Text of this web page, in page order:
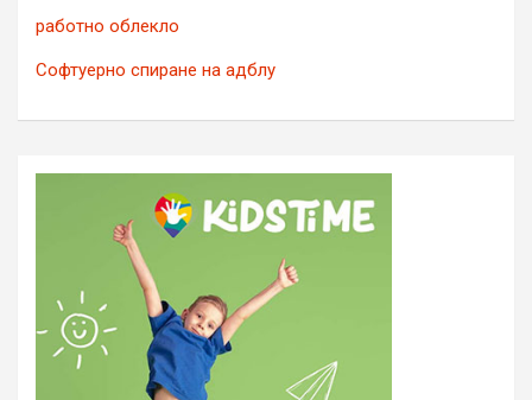
работно облекло
Софтуерно спиране на адблу